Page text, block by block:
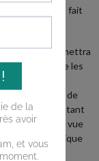
Ce blog est fait
Il vous permettra
d'apprendre les
photo, puis de
progresser tant
du point de vue
de la technique
que de la